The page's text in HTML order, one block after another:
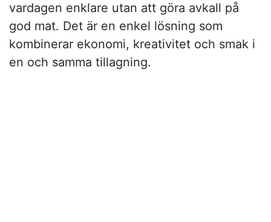
vardagen enklare utan att göra avkall på
god mat. Det är en enkel lösning som
kombinerar ekonomi, kreativitet och smak i
en och samma tillagning.